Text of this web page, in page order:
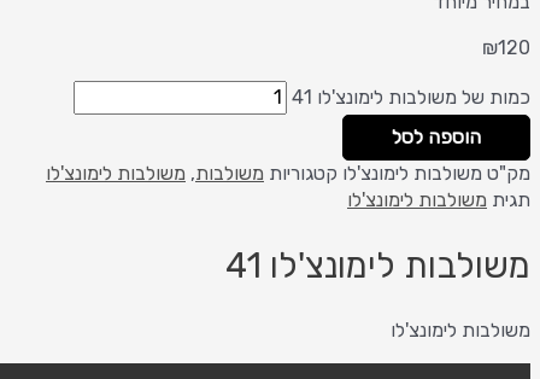
משולבות לימונצ'לו 41
הוספה לסל
משולבות לימונצ'לוקטגוריות משולבות,משולבות לימונצ'לו
משולבות לימונצ'לו
לימונצ'לו 41
לימונצ'לו